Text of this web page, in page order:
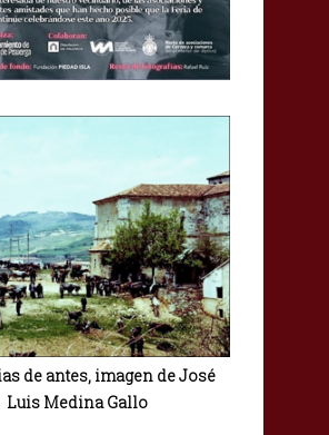
de antes, imagen de José
Luis Medina Gallo